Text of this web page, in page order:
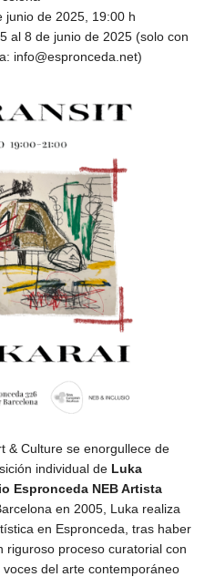
junio de 2025, 19:00 h
al 8 de junio de 2025 (solo con
info@espronceda.net)
& Culture se enorgullece de
individual de Luka
Espronceda NEB Artista
en 2005, Luka realiza
en Espronceda, tras haber
riguroso proceso curatorial con
del arte contemporáneo